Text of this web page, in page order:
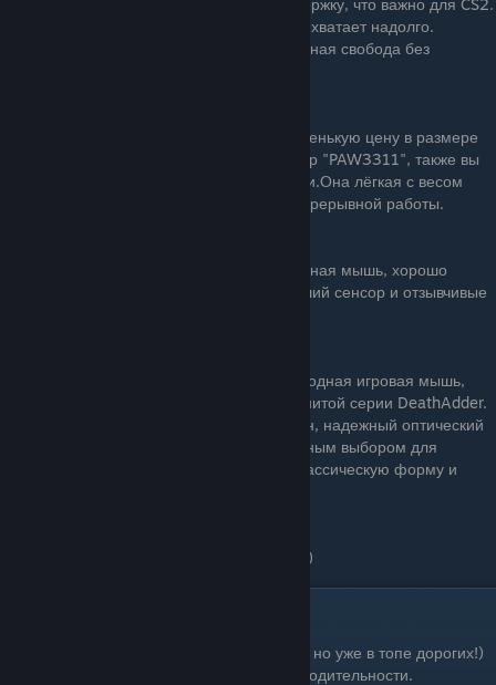
Работает от одной батарейки АА, которой хватает надолго.
Отличный вариант, если нужна беспроводная свобода без
• 3) Мышь Attack Shark X11: За такую маленькую цену в размере
2000рублей, мы получаем топовый сенсор "PAW3311", также вы
получаете Док Станцию для зарядки мыши.Она лёгкая с весом
60г. У неё время работы до 65 часов не прерывной работы.
• 4) Razer Viper Mini: Очень легкая проводная мышь, хорошо
подходит для небольших рук. У нее хороший сенсор и отзывчивые
• 5) Razer DeathAdder Essential - это проводная игровая мышь,
являющаяся упрощенной версией знаменитой серии DeathAdder.
Она сочетает в себе эргономичный дизайн, надежный оптический
сенсор и доступную цену, делая ее отличным выбором для
начинающих геймеров и тех, кто ценит классическую форму и
( раздел будет дополняться со временем )
1. Logitech G Pro X Superlight: (Опять она, но уже в топе дорогих!)
Эта мышь — эталон беспроводной производительности.